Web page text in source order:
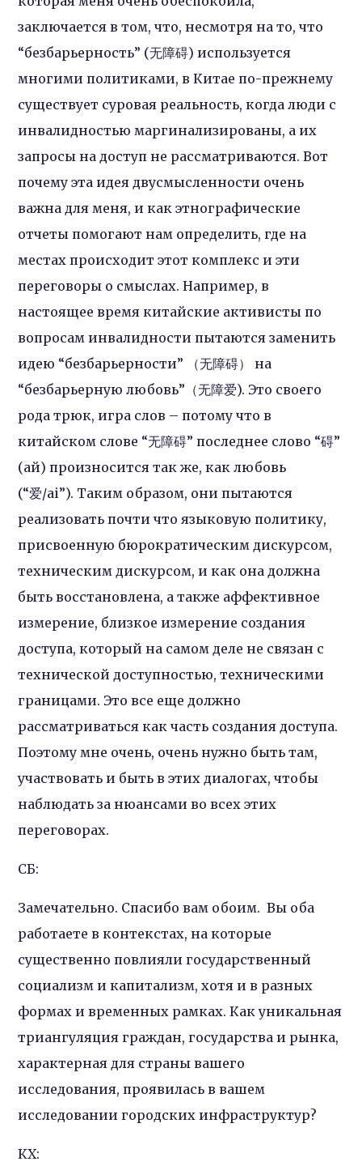
заключается в том, что, несмотря на то, что
“безбарьерность” (无障碍) используется
многими политиками, в Китае по-прежнему
существует суровая реальность, когда люди с
инвалидностью маргинализированы, а их
запросы на доступ не рассматриваются. Вот
почему эта идея двусмысленности очень
важна для меня, и как этнографические
отчеты помогают нам определить, где на
местах происходит этот комплекс и эти
переговоры о смыслах. Например, в
настоящее время китайские активисты по
вопросам инвалидности пытаются заменить
идею “безбарьерности” （无障碍） на
“безбарьерную любовь”（无障爱). Это своего
рода трюк, игра слов – потому что в
китайском слове “无障碍” последнее слово “碍”
(ай) произносится так же, как любовь
(“爱/ai”). Таким образом, они пытаются
реализовать почти что языковую политику,
присвоенную бюрократическим дискурсом,
техническим дискурсом, и как она должна
быть восстановлена, а также аффективное
измерение, близкое измерение создания
доступа, который на самом деле не связан с
технической доступностью, техническими
границами. Это все еще должно
рассматриваться как часть создания доступа.
Поэтому мне очень, очень нужно быть там,
участвовать и быть в этих диалогах, чтобы
наблюдать за нюансами во всех этих
переговорах.
СБ:
Замечательно. Спасибо вам обоим. Вы оба
работаете в контекстах, на которые
существенно повлияли государственный
социализм и капитализм, хотя и в разных
формах и временных рамках. Как уникальная
триангуляция граждан, государства и рынка,
характерная для страны вашего
исследования, проявилась в вашем
исследовании городских инфраструктур?
КХ: